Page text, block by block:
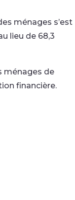
ménages s’est
lieu de 68,3
ménages de
financière.